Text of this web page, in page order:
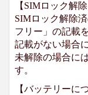
【SIMロック解
SIMロック解除
フリー」の記載
記載がない場合
未解除の場合に
す。
【バッテリーに